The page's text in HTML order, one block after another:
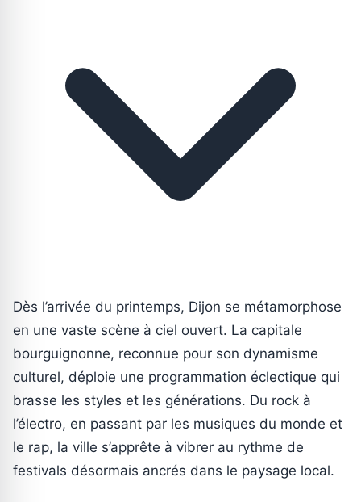
Dès l’arrivée du printemps, Dijon se métamorphose
en une vaste scène à ciel ouvert. La capitale
bourguignonne, reconnue pour son dynamisme
culturel, déploie une programmation éclectique qui
brasse les styles et les générations. Du rock à
l’électro, en passant par les musiques du monde et
le rap, la ville s’apprête à vibrer au rythme de
festivals désormais ancrés dans le paysage local.